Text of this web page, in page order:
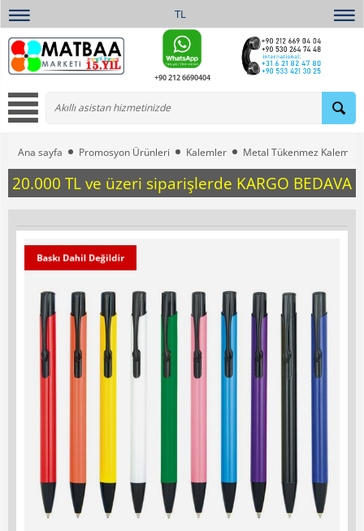
TL
+90 212 6690404
Ana sayfa Promosyon Ürünleri Kalemler Metal Tükenmez Kalemler
20.000 TL ve üzeri siparişlerde KARGO BEDAVA
Baskı Dahil Değildir